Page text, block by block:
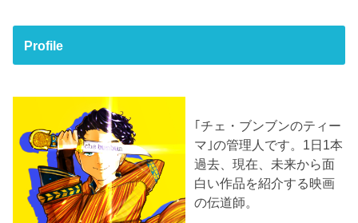
Profile
｢チェ・ブンブンのティー
マ｣の管理人です。1日1本
過去、現在、未来から面
白い作品を紹介する映画
の伝道師。